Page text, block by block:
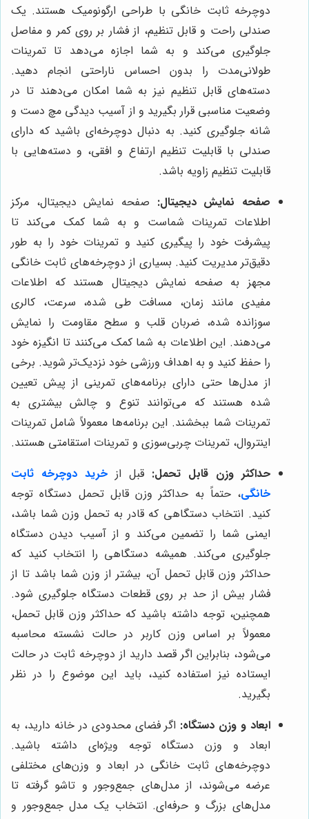
دوچرخه ثابت خانگی با طراحی ارگونومیک هستند. یک
صندلی راحت و قابل تنظیم، از فشار بر روی کمر و مفاصل
جلوگیری می‌کند و به شما اجازه می‌دهد تا تمرینات
طولانی‌مدت را بدون احساس ناراحتی انجام دهید.
دسته‌های قابل تنظیم نیز به شما امکان می‌دهند تا در
وضعیت مناسبی قرار بگیرید و از آسیب دیدگی مچ دست و
شانه جلوگیری کنید. به دنبال دوچرخه‌ای باشید که دارای
صندلی با قابلیت تنظیم ارتفاع و افقی، و دسته‌هایی با
قابلیت تنظیم زاویه باشد.
صفحه نمایش دیجیتال: صفحه نمایش دیجیتال، مرکز
اطلاعات تمرینات شماست و به شما کمک می‌کند تا
پیشرفت خود را پیگیری کنید و تمرینات خود را به طور
دقیق‌تر مدیریت کنید. بسیاری از دوچرخه‌های ثابت خانگی
مجهز به صفحه نمایش دیجیتال هستند که اطلاعات
مفیدی مانند زمان، مسافت طی شده، سرعت، کالری
سوزانده شده، ضربان قلب و سطح مقاومت را نمایش
می‌دهند. این اطلاعات به شما کمک می‌کنند تا انگیزه خود
را حفظ کنید و به اهداف ورزشی خود نزدیک‌تر شوید. برخی
از مدل‌ها حتی دارای برنامه‌های تمرینی از پیش تعیین
شده هستند که می‌توانند تنوع و چالش بیشتری به
تمرینات شما ببخشند. این برنامه‌ها معمولاً شامل تمرینات
اینتروال، تمرینات چربی‌سوزی و تمرینات استقامتی هستند.
حداکثر وزن قابل تحمل: قبل از خرید دوچرخه ثابت
خانگی، حتماً به حداکثر وزن قابل تحمل دستگاه توجه
کنید. انتخاب دستگاهی که قادر به تحمل وزن شما باشد،
ایمنی شما را تضمین می‌کند و از آسیب دیدن دستگاه
جلوگیری می‌کند. همیشه دستگاهی را انتخاب کنید که
حداکثر وزن قابل تحمل آن، بیشتر از وزن شما باشد تا از
فشار بیش از حد بر روی قطعات دستگاه جلوگیری شود.
همچنین، توجه داشته باشید که حداکثر وزن قابل تحمل،
معمولاً بر اساس وزن کاربر در حالت نشسته محاسبه
می‌شود، بنابراین اگر قصد دارید از دوچرخه ثابت در حالت
ایستاده نیز استفاده کنید، باید این موضوع را در نظر
بگیرید.
ابعاد و وزن دستگاه: اگر فضای محدودی در خانه دارید، به
ابعاد و وزن دستگاه توجه ویژه‌ای داشته باشید.
دوچرخه‌های ثابت خانگی در ابعاد و وزن‌های مختلفی
عرضه می‌شوند، از مدل‌های جمع‌وجور و تاشو گرفته تا
مدل‌های بزرگ و حرفه‌ای. انتخاب یک مدل جمع‌وجور و